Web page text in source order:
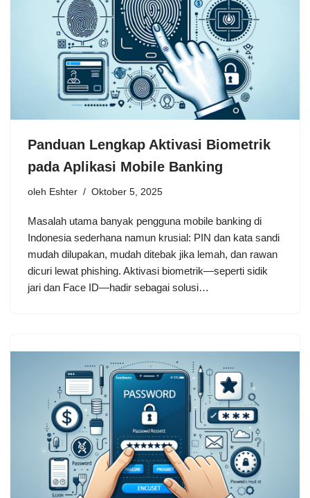
Panduan Lengkap Aktivasi Biometrik
pada Aplikasi Mobile Banking
oleh Eshter Oktober 5, 2025
Masalah utama banyak pengguna mobile banking di
Indonesia sederhana namun krusial: PIN dan kata sandi
mudah dilupakan, mudah ditebak jika lemah, dan rawan
dicuri lewat phishing. Aktivasi biometrik—seperti sidik
jari dan Face ID—hadir sebagai solusi…